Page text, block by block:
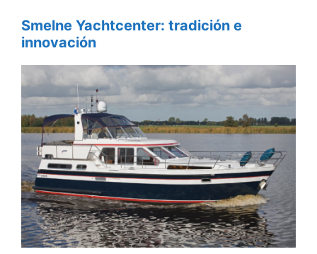
Smelne Yachtcenter: tradición e
innovación